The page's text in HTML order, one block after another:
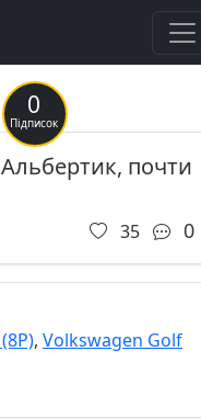
0
Підписок
Альбертик, почти
35 0
, Volkswagen Golf